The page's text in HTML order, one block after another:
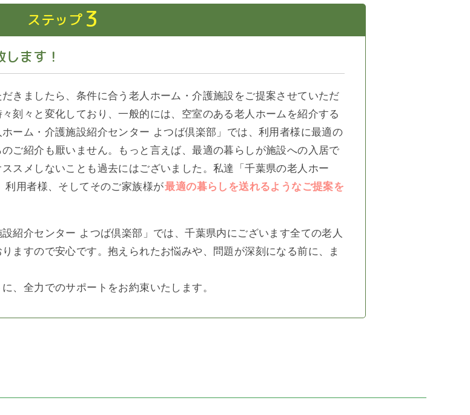
ステップ 3
ます！
きましたら、条件に合う老人ホーム・介護施設をご提案させていただ
刻々と変化しており、一般的には、空室のある老人ホームを紹介する
ーム・介護施設紹介センター よつば倶楽部」では、利用者様に最適の
ご紹介も厭いません。もっと言えば、最適の暮らしが施設への入居で
スメしないことも過去にはございました。私達「千葉県の老人ホー
利用者様、そしてそのご家族様が最適の暮らしを送れるようなご提案を
紹介センター よつば倶楽部」では、千葉県内にございます全ての老人
ますので安心です。抱えられたお悩みや、問題が深刻になる前に、ま
、全力でのサポートをお約束いたします。